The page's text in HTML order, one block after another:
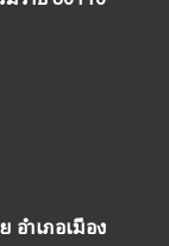
อำเภอเมือง